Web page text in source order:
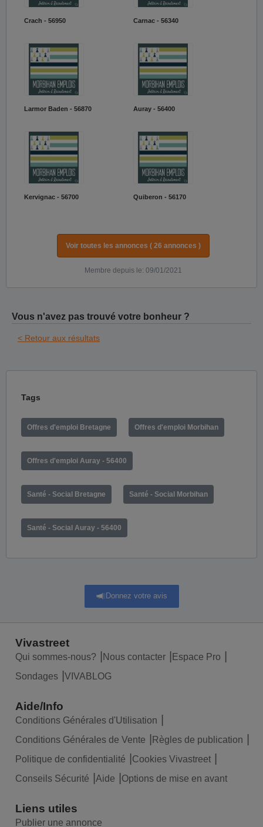
Crach - 56950 Carnac - 56340
Larmor Baden - 56870 Auray - 56400
Kervignac - 56700 Quiberon - 56170
Voir toutes les annonces ( 26 annonces )
Membre depuis le: 09/01/2021
Vous n'avez pas trouvé votre bonheur ?
< Retour aux résultats
Tags
Offres d'emploi Bretagne Offres d'emploi Morbihan
Offres d'emploi Auray - 56400
Santé - Social Bretagne Santé - Social Morbihan
Santé - Social Auray - 56400
Donnez votre avis
Vivastreet
Qui sommes-nous? Nous contacter
Espace Pro
Sondages
VIVABLOG
Aide/Info
Conditions Générales d'Utilisation
Conditions Générales de Vente
Règles de publication
Politique de confidentialité
Cookies Vivastreet
Conseils Sécurité
Aide Options de mise en avant
Liens utiles
Publier une annonce